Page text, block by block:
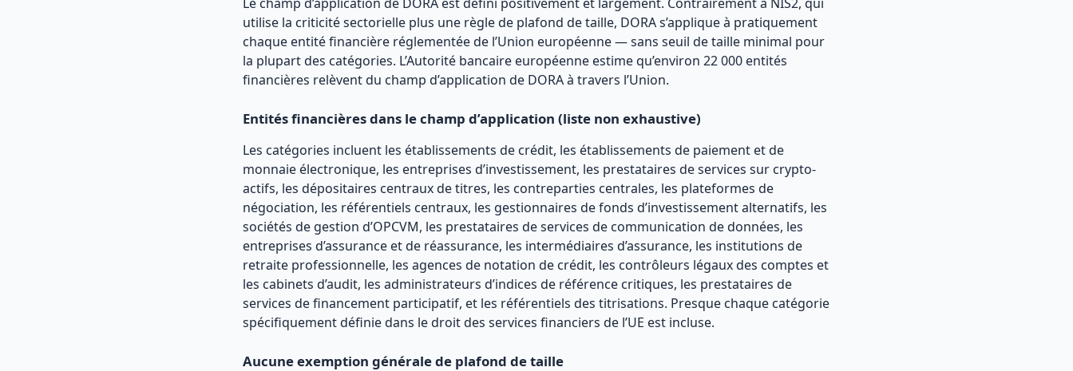
utilise la criticité sectorielle plus une règle de plafond de taille, DORA s’applique à pratiquement
chaque entité financière réglementée de l’Union européenne — sans seuil de taille minimal pour
la plupart des catégories. L’Autorité bancaire européenne estime qu’environ 22 000 entités
financières relèvent du champ d’application de DORA à travers l’Union.
Entités financières dans le champ d’application (liste non exhaustive)
Les catégories incluent les établissements de crédit, les établissements de paiement et de
monnaie électronique, les entreprises d’investissement, les prestataires de services sur crypto-
actifs, les dépositaires centraux de titres, les contreparties centrales, les plateformes de
négociation, les référentiels centraux, les gestionnaires de fonds d’investissement alternatifs, les
sociétés de gestion d’OPCVM, les prestataires de services de communication de données, les
entreprises d’assurance et de réassurance, les intermédiaires d’assurance, les institutions de
retraite professionnelle, les agences de notation de crédit, les contrôleurs légaux des comptes et
les cabinets d’audit, les administrateurs d’indices de référence critiques, les prestataires de
services de financement participatif, et les référentiels des titrisations. Presque chaque catégorie
spécifiquement définie dans le droit des services financiers de l’UE est incluse.
Aucune exemption générale de plafond de taille